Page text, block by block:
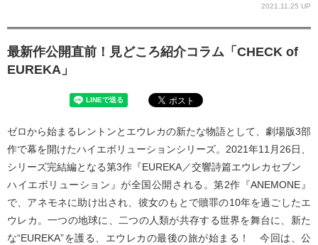
2021.11.25 UP
最新作公開直前！見どころ紹介コラム「CHECK of
EUREKA」
ゼロから始まるレントンとエウレカの新たな物語として、劇場版3部
作で幕を開けたハイエボリューションシリーズ。2021年11月26日、
シリーズ完結編となる第3作『EUREKA／交響詩篇エウレカセブン
ハイエボリューション』が全国公開される。第2作『ANEMONE』
で、アネモネに助け出され、彼女のもとで贖罪の10年を過ごしたエ
ウレカ。一つの地球に、二つの人類が共存する世界を舞台に、新た
な“EUREKA”を護る、エウレカの最後の旅が始まる！ 今回は、公